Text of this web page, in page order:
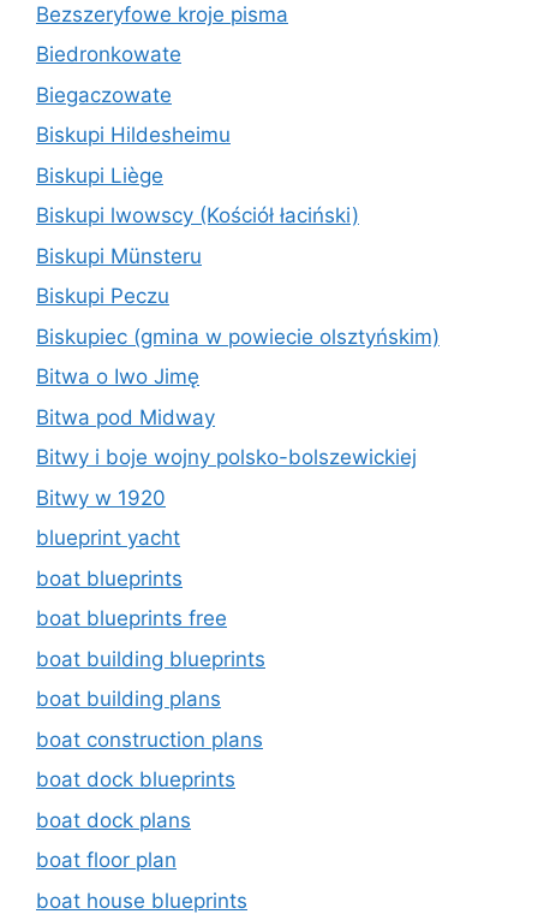
Bezszeryfowe kroje pisma
Biedronkowate
Biegaczowate
Biskupi Hildesheimu
Biskupi Liège
Biskupi lwowscy (Kościół łaciński)
Biskupi Münsteru
Biskupi Peczu
Biskupiec (gmina w powiecie olsztyńskim)
Bitwa o Iwo Jimę
Bitwa pod Midway
Bitwy i boje wojny polsko-bolszewickiej
Bitwy w 1920
blueprint yacht
boat blueprints
boat blueprints free
boat building blueprints
boat building plans
boat construction plans
boat dock blueprints
boat dock plans
boat floor plan
boat house blueprints